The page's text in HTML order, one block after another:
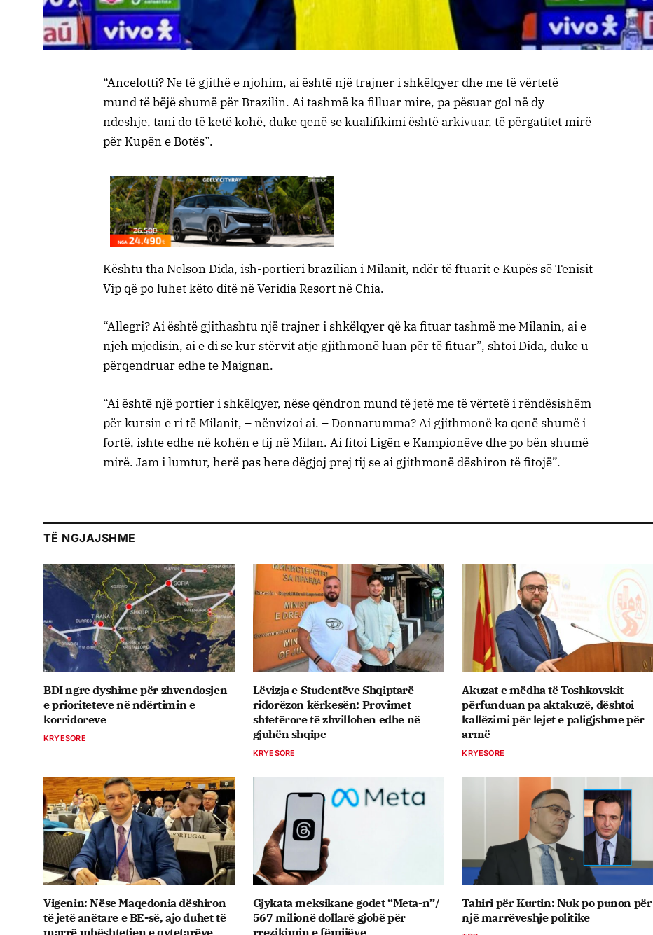
“Ancelotti? Ne të gjithë e njohim, ai është një trajner i shkëlqyer dhe me të vërtetë
mund të bëjë shumë për Brazilin. Ai tashmë ka filluar mire, pa pësuar gol në dy
ndeshje, tani do të ketë kohë, duke qenë se kualifikimi është arkivuar, të përgatitet mirë
për Kupën e Botës”.
Kështu tha Nelson Dida, ish-portieri brazilian i Milanit, ndër të ftuarit e Kupës së Tenisit
Vip që po luhet këto ditë në Veridia Resort në Chia.
“Allegri? Ai është gjithashtu një trajner i shkëlqyer që ka fituar tashmë me Milanin, ai e
njeh mjedisin, ai e di se kur stërvit atje gjithmonë luan për të fituar”, shtoi Dida, duke u
përqendruar edhe te Maignan.
“Ai është një portier i shkëlqyer, nëse qëndron mund të jetë me të vërtetë i rëndësishëm
për kursin e ri të Milanit, – nënvizoi ai. – Donnarumma? Ai gjithmonë ka qenë shumë i
fortë, ishte edhe në kohën e tij në Milan. Ai fitoi Ligën e Kampionëve dhe po bën shumë
mirë. Jam i lumtur, herë pas here dëgjoj prej tij se ai gjithmonë dëshiron të fitojë”.
TË NGJAJSHME
BDI ngre dyshime për zhvendosjen
e prioriteteve në ndërtimin e
korridoreve
KRYESORE
Lëvizja e Studentëve Shqiptarë
ridorëzon kërkesën: Provimet
shtetërore të zhvillohen edhe në
gjuhën shqipe
KRYESORE
Akuzat e mëdha të Toshkovskit
përfunduan pa aktakuzë, dështoi
kallëzimi për lejet e paligjshme për
armë
KRYESORE
Vigenin: Nëse Maqedonia dëshiron
të jetë anëtare e BE-së, ajo duhet të
marrë mbështetjen e qytetarëve
Gjykata meksikane godet “Meta-n”/
567 milionë dollarë gjobë për
rrezikimin e fëmijëve
Tahiri për Kurtin: Nuk po punon për
një marrëveshje politike